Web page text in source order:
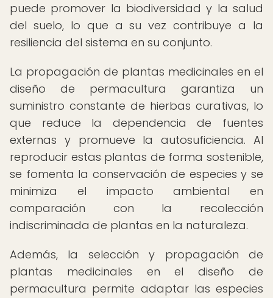
puede promover la biodiversidad y la salud
del suelo, lo que a su vez contribuye a la
resiliencia del sistema en su conjunto.
La propagación de plantas medicinales en el
diseño de permacultura garantiza un
suministro constante de hierbas curativas, lo
que reduce la dependencia de fuentes
externas y promueve la autosuficiencia. Al
reproducir estas plantas de forma sostenible,
se fomenta la conservación de especies y se
minimiza el impacto ambiental en
comparación con la recolección
indiscriminada de plantas en la naturaleza.
Además, la selección y propagación de
plantas medicinales en el diseño de
permacultura permite adaptar las especies